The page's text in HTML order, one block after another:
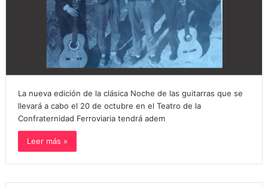
La nueva edición de la clásica Noche de las guitarras que se
llevará a cabo el 20 de octubre en el Teatro de la
Confraternidad Ferroviaria tendrá adem
Leer más »